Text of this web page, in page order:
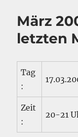
März
letzten
Tag
:
Zeit
:
20-21